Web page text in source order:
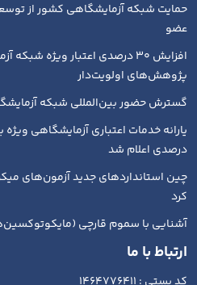
حمایت شبکه آزمایشگاهی کشور از
عضو
افزایش ۳۰ درصدی اعتبار ویژه
پژوهش‌های اولویت‌دار
گسترش حضور بین‌المللی شبکه
درصدی اعلام شد
چین استانداردهای جدید آزمون‌های
کرد
آشنایی با سموم قارچی
ارتباط با ما